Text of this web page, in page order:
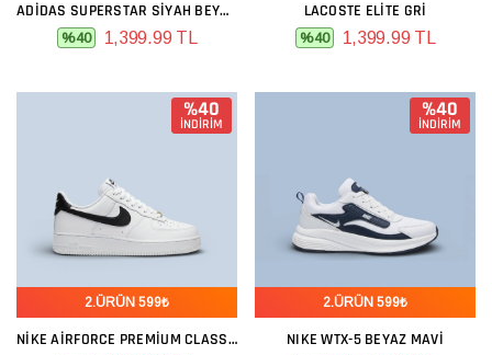
ADIDAS SUPERSTAR SIYAH BEYAZ NUBUK
%40 1,399.99 TL
LACOSTE ELITE GRI
%40 1,399.99 TL
%40
İNDİRİM
2.ÜRÜN 599₺
NIKE AIRFORCE PREMIUM CLASSIC BEYAZ SIYAH
%40
İNDİRİM
2.ÜRÜN 599₺
NIKE WTX-5 BEYAZ MAVI